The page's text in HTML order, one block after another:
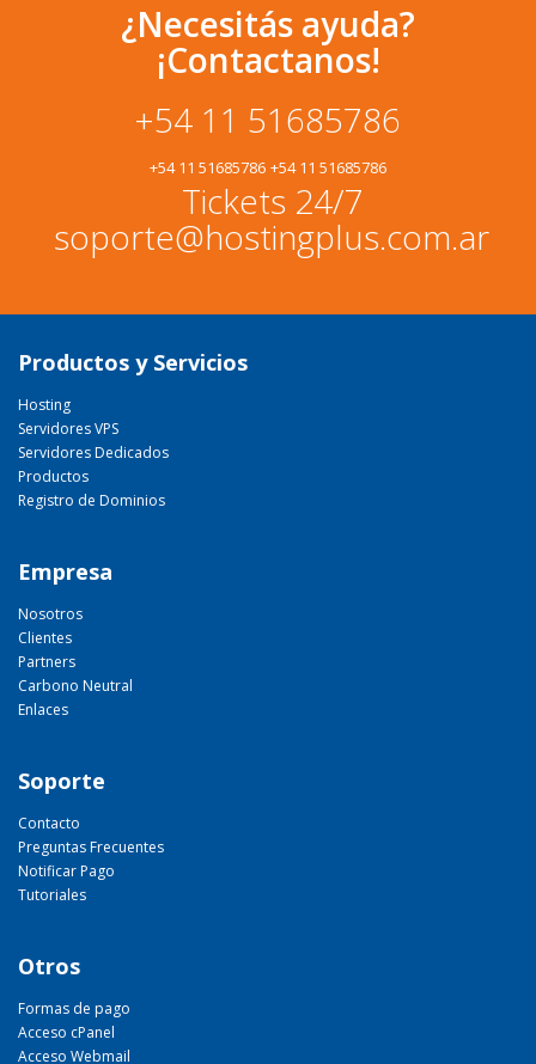
¿Necesitás ayuda?
¡Contactanos!
+54 11 51685786
+54 11 51685786 +54 11 51685786
Tickets 24/7
soporte@hostingplus.com.ar
Productos y Servicios
Hosting
Servidores VPS
Servidores Dedicados
Productos
Registro de Dominios
Empresa
Nosotros
Clientes
Partners
Carbono Neutral
Enlaces
Soporte
Contacto
Preguntas Frecuentes
Notificar Pago
Tutoriales
Otros
Formas de pago
Acceso cPanel
Acceso Webmail